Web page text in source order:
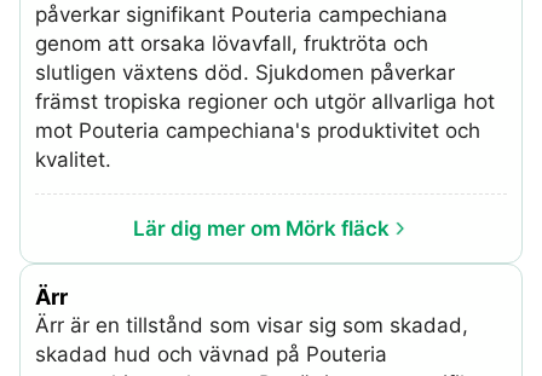
påverkar signifikant Pouteria campechiana
genom att orsaka lövavfall, fruktröta och
slutligen växtens död. Sjukdomen påverkar
främst tropiska regioner och utgör allvarliga hot
mot Pouteria campechiana's produktivitet och
kvalitet.
Lär dig mer om Mörk fläck
Ärr
Ärr är en tillstånd som visar sig som skadad,
skadad hud och vävnad på Pouteria